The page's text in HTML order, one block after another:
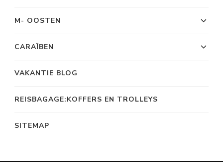
M- OOSTEN
CARAÏBEN
VAKANTIE BLOG
REISBAGAGE:KOFFERS EN TROLLEYS
SITEMAP